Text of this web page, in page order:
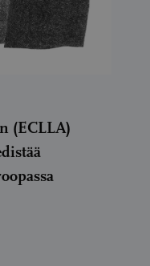
(ECLLA)